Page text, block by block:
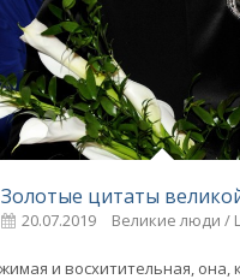
Золотые цитаты
20.07.2019